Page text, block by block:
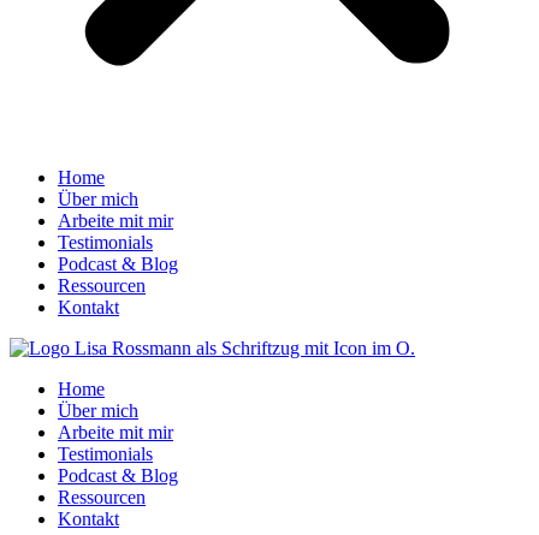
Home
Über mich
Arbeite mit mir
Testimonials
Podcast & Blog
Ressourcen
Kontakt
Home
Über mich
Arbeite mit mir
Testimonials
Podcast & Blog
Ressourcen
Kontakt